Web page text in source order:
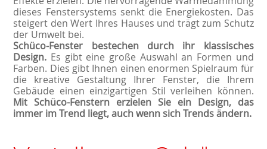
dieses Fenstersystems senkt die Energiekosten. Das
steigert den Wert Ihres Hauses und trägt zum Schutz
der Umwelt bei.
Schüco-Fenster bestechen durch ihr klassisches
Design. Es gibt eine große Auswahl an Formen und
Farben. Dies gibt Ihnen einen enormen Spielraum für
die kreative Gestaltung Ihrer Fenster, die Ihrem
Gebäude einen einzigartigen Stil verleihen können.
Mit Schüco-Fenstern erzielen Sie ein Design, das
immer im Trend liegt, auch wenn sich Trends ändern.